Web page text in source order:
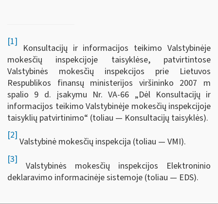
[1]
Konsultacijų ir informacijos teikimo Valstybinėje
mokesčių inspekcijoje taisyklėse, patvirtintose
Valstybinės mokesčių inspekcijos prie Lietuvos
Respublikos finansų ministerijos viršininko 2007 m
spalio 9 d. įsakymu Nr. VA-66 „Dėl Konsultacijų ir
informacijos teikimo Valstybinėje mokesčių inspekcijoje
taisyklių patvirtinimo“ (toliau — Konsultacijų taisyklės).
[2]
Valstybinė mokesčių inspekcija (toliau — VMI).
[3]
Valstybinės mokesčių inspekcijos Elektroninio
deklaravimo informacinėje sistemoje (toliau — EDS).